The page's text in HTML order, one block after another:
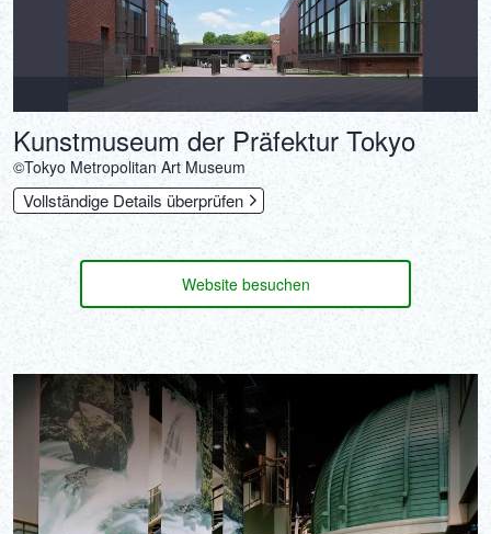
Kunstmuseum der Präfektur Tokyo
‎©Tokyo Metropolitan Art Museum
Vollständige Details überprüfen
Website besuchen